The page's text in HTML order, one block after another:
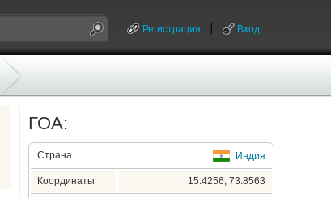
Регистрация Вход
ГОА:
Страна Индия
Координаты 15.4256, 73.8563